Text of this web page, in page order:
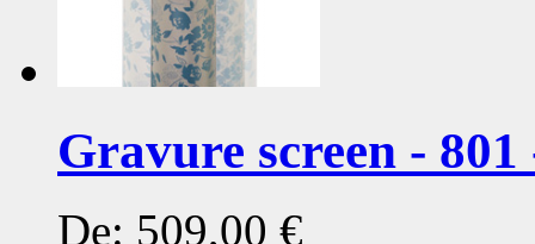
Gravure screen - 801
De: 509,00 €